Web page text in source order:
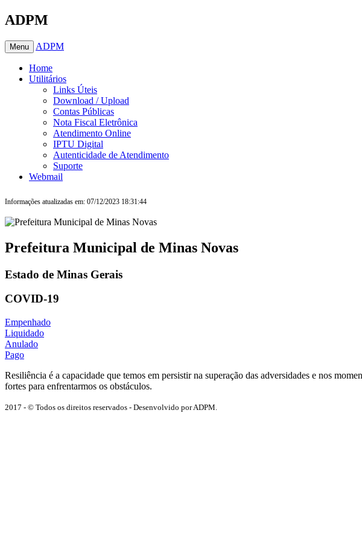
ADPM
Menu ADPM
Home
Utilitários
Links Úteis
Download / Upload
Contas Públicas
Nota Fiscal Eletrônica
Atendimento Online
IPTU Digital
Autenticidade de Atendimento
Suporte
Webmail
Informações atualizadas em: 07/12/2023 18:31:44
Prefeitura Municipal de Minas Novas
Estado de Minas Gerais
COVID-19
Empenhado
Liquidado
Anulado
Pago
Resiliência é a capacidade que temos em persistir na superação das adversidades e nos
fortes para enfrentarmos os obstáculos.
2017 - © Todos os direitos reservados - Desenvolvido por ADPM.